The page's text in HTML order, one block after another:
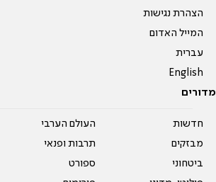
הצהרת נגישות
המייל האדום
עברית
English
מדורים
חדשות
מבזקים
ביטחוני
העולם הערבי
תרבות ופנאי
ספורט